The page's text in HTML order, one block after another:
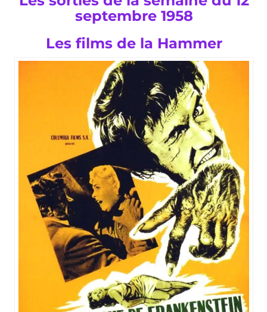
septembre 1958
Les films de la Hammer